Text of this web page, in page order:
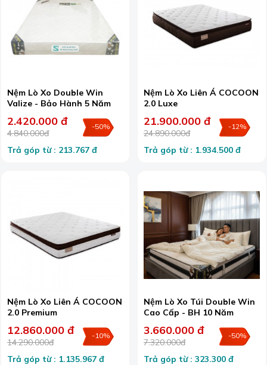
Nệm Lò Xo Double Win
Valize - Bảo Hành 5 Năm
2.420.000 đ
4.840.000đ
-50%
Trả góp từ : 213.767 đ
Nệm Lò Xo Liên Á COCOON
2.0 Luxe
21.900.000 đ
24.890.000đ
-12%
Trả góp từ : 1.934.500 đ
Nệm Lò Xo Liên Á COCOON
2.0 Premium
12.860.000 đ
14.290.000đ
-10%
Trả góp từ : 1.135.967 đ
Nệm Lò Xo Túi Double Win
Cao Cấp - BH 10 Năm
3.660.000 đ
7.320.000đ
-50%
Trả góp từ : 323.300 đ